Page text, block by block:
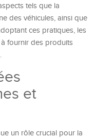
tels que la
des véhicules, ainsi que
ces pratiques, les
fournir des produits
et
un rôle crucial pour la